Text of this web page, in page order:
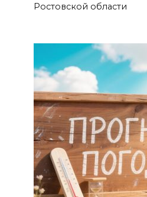
Ростовской области